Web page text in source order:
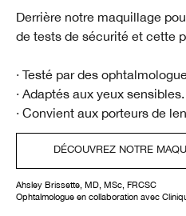
Derrière notre maquillage
de tests de sécurité et cette
· Testé par des
· Adaptés aux yeux sensibles.
· Convient aux porteurs de
DÉCOUVREZ NOTRE
Ahsley Brissette, MD, MSc, FRCSC
Ophtalmologue en collaboration avec